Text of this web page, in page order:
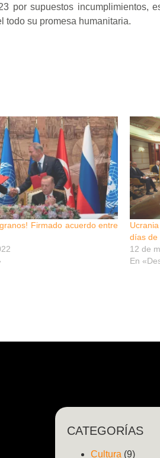
por supuestos incumplimientos,
todo su promesa humanitaria.
Firmado acuerdo entre
días de
12 de
En
CATEGORÍAS
Cultura (9)